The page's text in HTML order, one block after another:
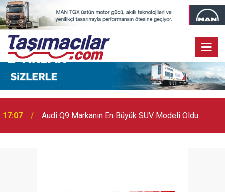
17:07 Audi Q9 Markanın En Büyük SUV Modeli Oldu